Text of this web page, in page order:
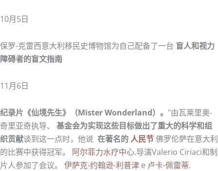
10月5日
保罗-克雷西意大利移民史博物馆为自己配备了一台 盲人和视力
障碍者的盲文指南
11月6日
纪录片《仙境先生》（Mister Wonderland）。 "由瓦莱里奥-
奇里亚奇执导、 基金会为实现这些目标做出了重大的科学和组
织贡献谈到这一点时，他说 在著名的人民节佛罗伦萨在意大利
的比赛中获得冠军。 阿尔菲力水疗中心.导演Valerio Ciriaci和制
片人参加了会议。 伊萨克-约翰逊-利普津 e 卢卡-佩雷蒂.